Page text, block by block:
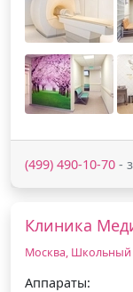
(499) 490-10-70 -
Клиника
Москва, Школьный
Аппараты: